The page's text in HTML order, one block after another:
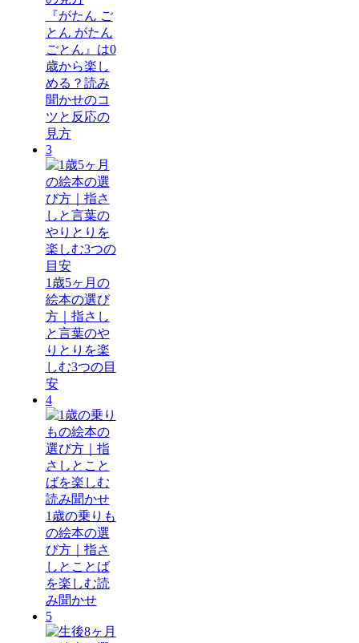
『がたん ご
とん がたん
ごとん』は0
歳から楽し
める？読み
聞かせのコ
ツと反応の
見方
3
1歳5ヶ月の
絵本の選び
方｜指さし
と言葉のや
りとりを楽
しむ3つの目
安
4
1歳の乗りも
の絵本の選
び方｜指さ
しとことば
を楽しむ読
み聞かせ
5